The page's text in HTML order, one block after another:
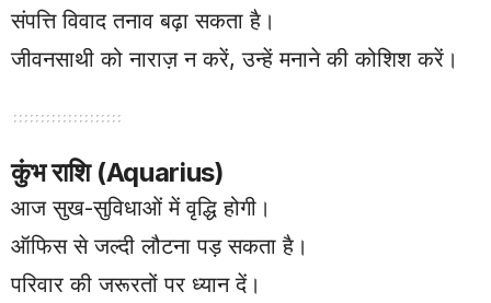
संपत्ति विवाद तनाव बढ़ा सकता है।
जीवनसाथी को नाराज़ न करें, उन्हें मनाने की कोशिश करें।
कुंभ राशि (Aquarius)
आज सुख-सुविधाओं में वृद्धि होगी।
ऑफिस से जल्दी लौटना पड़ सकता है।
परिवार की जरूरतों पर ध्यान दें।